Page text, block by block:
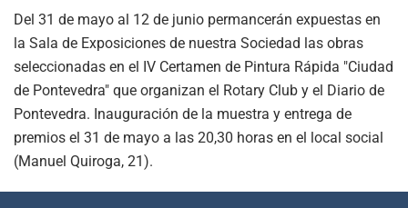
Del 31 de mayo al 12 de junio permancerán expuestas en
la Sala de Exposiciones de nuestra Sociedad las obras
seleccionadas en el IV Certamen de Pintura Rápida "Ciudad
de Pontevedra" que organizan el Rotary Club y el Diario de
Pontevedra. Inauguración de la muestra y entrega de
premios el 31 de mayo a las 20,30 horas en el local social
(Manuel Quiroga, 21).